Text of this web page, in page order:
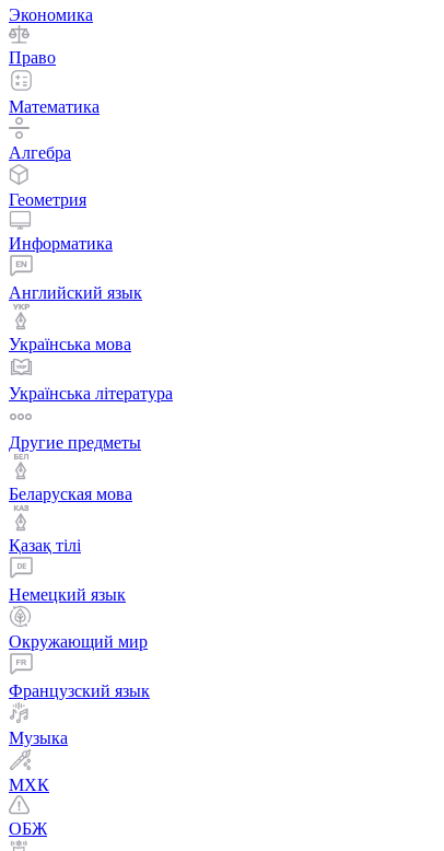
Экономика
Право
Математика
Алгебра
Геометрия
Информатика
Английский язык
Українська мова
Українська література
Другие предметы
Беларуская мова
Қазақ тiлi
Немецкий язык
Окружающий мир
Французский язык
Музыка
МХК
ОБЖ